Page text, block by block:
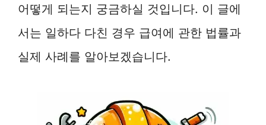
어떻게 되는지 궁금하실 것입니다. 이 글에
서는 일하다 다친 경우 급여에 관한 법률과
실제 사례를 알아보겠습니다.